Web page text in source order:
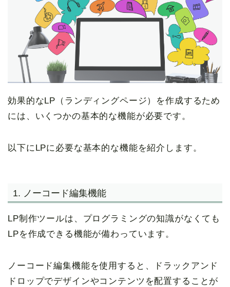
効果的なLP（ランディングページ）を作成するため
には、いくつかの基本的な機能が必要です。
以下にLPに必要な基本的な機能を紹介します。
1. ノーコード編集機能
LP制作ツールは、プログラミングの知識がなくても
LPを作成できる機能が備わっています。
ノーコード編集機能を使用すると、ドラックアンド
ドロップでデザインやコンテンツを配置することが